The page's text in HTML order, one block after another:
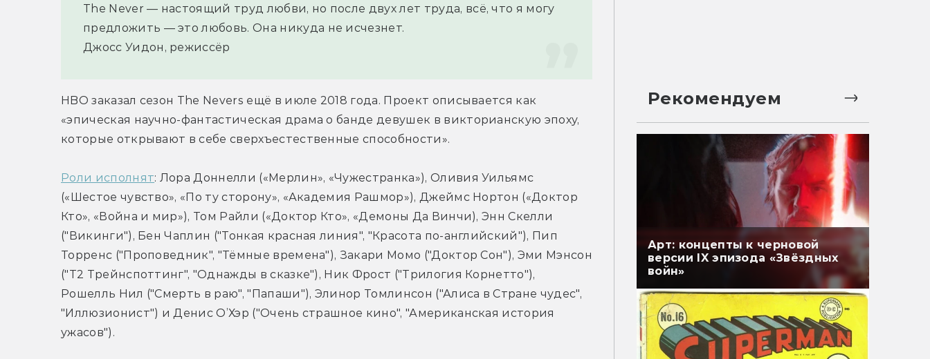
The Never — настоящий труд любви, но после двух лет труда, всё, что я могу
предложить — это любовь. Она никуда не исчезнет.
Джосс Уидон, режиссёр
HBO заказал сезон The Nevers ещё в июле 2018 года. Проект описывается как
«эпическая научно-фантастическая драма о банде девушек в викторианскую эпоху,
которые открывают в себе сверхъестественные способности».
Роли исполнят: Лора Доннелли («Мерлин», «Чужестранка»), Оливия Уильямс
(«Шестое чувство», «По ту сторону», «Академия Рашмор»), Джеймс Нортон («Доктор
Кто», «Война и мир»), Том Райли («Доктор Кто», «Демоны Да Винчи), Энн Скелли
("Викинги"), Бен Чаплин ("Тонкая красная линия", "Красота по-английский"), Пип
Торренс ("Проповедник", "Тёмные времена"), Закари Момо ("Доктор Сон"), Эми Мэнсон
("Т2 Трейнспоттинг", "Однажды в сказке"), Ник Фрост ("Трилогия Корнетто"),
Рошелль Нил ("Смерть в раю", "Папаши"), Элинор Томлинсон ("Алиса в Стране чудес",
"Иллюзионист") и Денис О’Хэр ("Очень страшное кино", "Американская история
ужасов").
Рекомендуем
Арт: концепты к черновой
версии IX эпизода «Звёздных
войн»